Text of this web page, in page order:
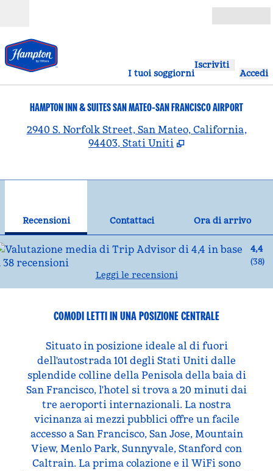
I tuoi soggiorni
Iscriviti
Accedi
HAMPTON INN & SUITES SAN MATEO-SAN FRANCISCO AIRPORT
2940 S. Norfolk Street, San Mateo, California,
94403, Stati Uniti
Recensioni Contattaci
Ora di arrivo
4,4
(38)
Leggi le recensioni
COMODI LETTI IN UNA POSIZIONE CENTRALE
Situato in posizione ideale al di fuori
dell'autostrada 101 degli Stati Uniti dalle
splendide colline della Penisola della baia di
San Francisco, l'hotel si trova a 20 minuti dai
tre aeroporti internazionali. La nostra
vicinanza ai mezzi pubblici offre un facile
accesso a San Francisco, San Jose, Mountain
View, Menlo Park, Sunnyvale, Stanford con
Caltrain. La prima colazione e il WiFi sono